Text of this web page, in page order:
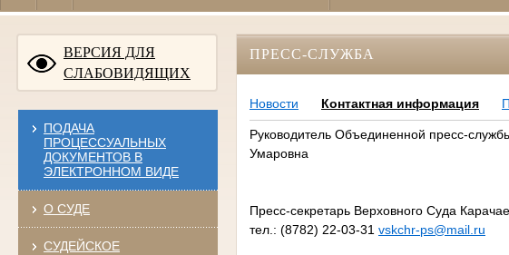
ВЕРСИЯ ДЛЯ
СЛАБОВИДЯЩИХ
ПОДАЧА
ПРОЦЕССУАЛЬНЫХ
ДОКУМЕНТОВ В
ЭЛЕКТРОННОМ ВИДЕ
О СУДЕ
СУДЕЙСКОЕ
ПРЕСС-СЛУЖБА
Новости Контактная информация
Руководитель Объединенной пресс-
Умаровна
Пресс-секретарь Верховного Суда
тел.: (8782) 22-03-31 vskchr-ps@mail.ru